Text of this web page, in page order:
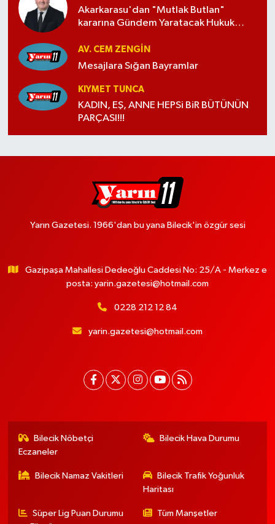
Akarkarasu'dan "Mutlak Butlan"
kararına Gündem Yaratacak Hukuk
AV. CEM ZENGİN
Mesajlara Sığan Bayramlar
KIYMET TUNCA
KADIN, EŞ, ANNE HEPSi BiR BÜTÜNÜN
PARÇASI!!!
Yarın Gazetesi. 1966'dan bu yana Bilecik'in özgür sesi
Gazipaşa Mahallesi Dedeoğlu Caddesi No: 25/A - Merkez e
posta: yarin.gazetesi@hotmail.com
0228 212 12 84
yarin.gazetesi@hotmail.com
Bilecik Nöbetçi
Eczaneler
Bilecik Hava Durumu
Bilecik Namaz Vakitleri
Bilecik Trafik Yoğunluk
Haritası
Süper Lig Puan Durumu
Tüm Manşetler